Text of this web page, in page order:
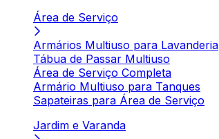
Área de Serviço
Armários Multiuso para Lavanderia
Tábua de Passar Multiuso
Área de Serviço Completa
Armário Multiuso para Tanques
Sapateiras para Área de Serviço
Jardim e Varanda